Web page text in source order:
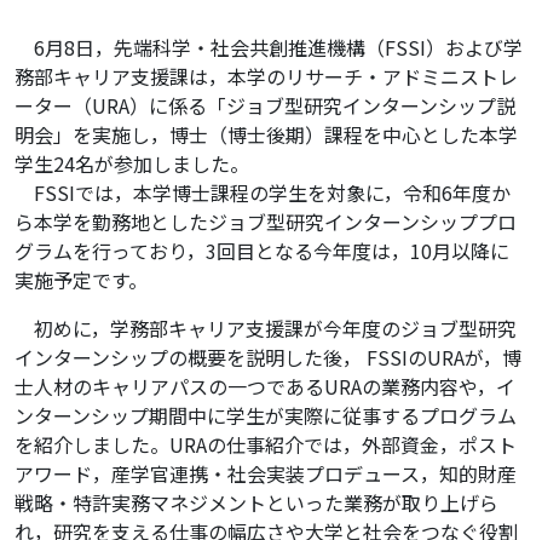
6月8日，先端科学・社会共創推進機構（FSSI）および学
務部キャリア支援課は，本学のリサーチ・アドミニストレ
ーター（URA）に係る「ジョブ型研究インターンシップ説
明会」を実施し，博士（博士後期）課程を中心とした本学
学生24名が参加しました。
FSSIでは，本学博士課程の学生を対象に，令和6年度か
ら本学を勤務地としたジョブ型研究インターンシッププロ
グラムを行っており，3回目となる今年度は，10月以降に
実施予定です。
初めに，学務部キャリア支援課が今年度のジョブ型研究
インターンシップの概要を説明した後， FSSIのURAが，博
士人材のキャリアパスの一つであるURAの業務内容や，イ
ンターンシップ期間中に学生が実際に従事するプログラム
を紹介しました。URAの仕事紹介では，外部資金，ポスト
アワード，産学官連携・社会実装プロデュース，知的財産
戦略・特許実務マネジメントといった業務が取り上げら
れ，研究を支える仕事の幅広さや大学と社会をつなぐ役割